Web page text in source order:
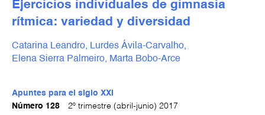
Ejercicios individuales de gimnasia
rítmica: variedad y diversidad
Catarina Leandro, Lurdes Ávila-Carvalho,
Elena Sierra Palmeiro, Marta Bobo-Arce
Apuntes para el siglo XXI
Número 128
2º trimestre (abril-junio) 2017